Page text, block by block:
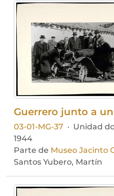
03-01-MG-37 · Unidad
1944
Parte de Museo Jacinto
Santos Yubero, Martín